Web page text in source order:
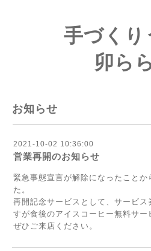
手づくり
卯ら
お知らせ
2021-10-02 10:36:00
営業再開のお知らせ
緊急事態宣言が解除になったことか
た。
再開記念サービスとして、サービ
すが食後のアイスコーヒー無料サー
ぜひご来店ください。